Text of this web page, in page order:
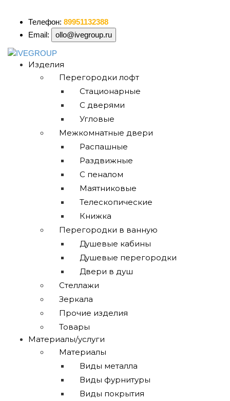
Телефон: 89951132388
Email:
ollo@ivegroup.ru
Изделия
Перегородки лофт
Стационарные
С дверями
Угловые
Межкомнатные двери
Распашные
Раздвижные
С пеналом
Маятниковые
Телескопические
Книжка
Перегородки в ванную
Душевые кабины
Душевые перегородки
Двери в душ
Стеллажи
Зеркала
Прочие изделия
Товары
Материалы/услуги
Материалы
Виды металла
Виды фурнитуры
Виды покрытия